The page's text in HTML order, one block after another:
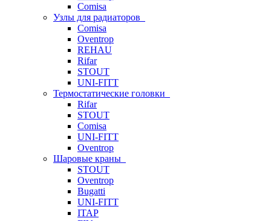
Comisa
Узлы для радиаторов
Comisa
Oventrop
REHAU
Rifar
STOUT
UNI-FITT
Термостатические головки
Rifar
STOUT
Comisa
UNI-FITT
Oventrop
Шаровые краны
STOUT
Oventrop
Bugatti
UNI-FITT
ITAP